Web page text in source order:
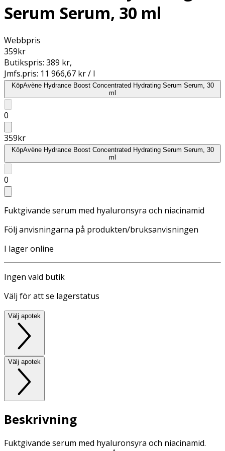
Serum Serum, 30 ml
Webbpris
359kr
Butikspris: 389 kr,
Jmfs.pris: 11 966,67 kr / l
KöpAvène Hydrance Boost Concentrated Hydrating Serum Serum, 30
ml
0
359kr
KöpAvène Hydrance Boost Concentrated Hydrating Serum Serum, 30
ml
0
Fuktgivande serum med hyaluronsyra och niacinamid
Följ anvisningarna på produkten/bruksanvisningen
I lager online
Ingen vald butik
Välj för att se lagerstatus
Välj apotek
Välj apotek
Beskrivning
Fuktgivande serum med hyaluronsyra och niacinamid.